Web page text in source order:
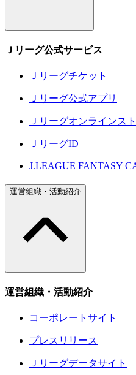
Ｊリーグ公式サービス
Ｊリーグチケット
Ｊリーグ公式アプリ
Ｊリーグオンラインス
ＪリーグID
J.LEAGUE FANTASY
運営組織・活動紹介
運営組織・活動紹介
コーポレートサイト
プレスリリース
Ｊリーグデータサイト